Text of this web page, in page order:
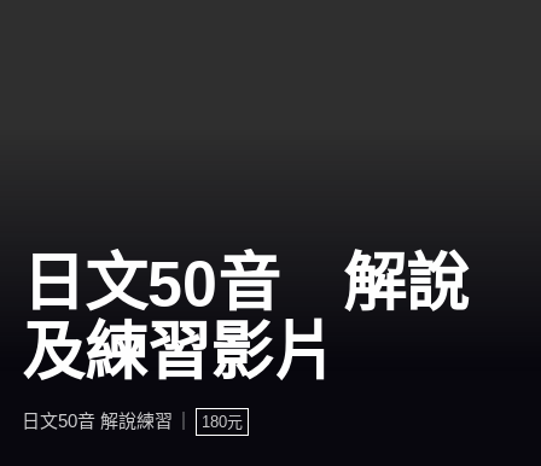
日文50音 解說
及練習影片
日文50音 解說練習 180元